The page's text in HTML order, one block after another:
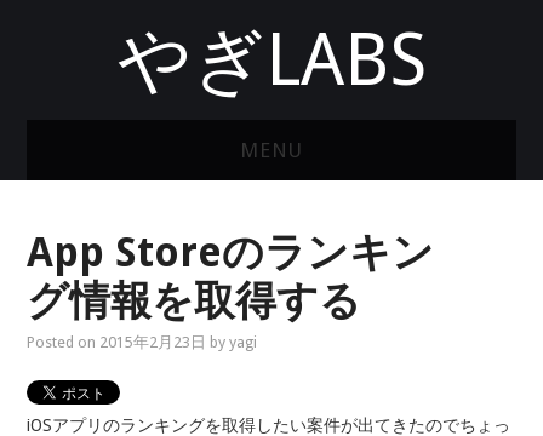
やぎLABS
MENU
App Storeのランキン
グ情報を取得する
Posted on 2015年2月23日 byyagi
iOSアプリのランキングを取得したい案件が出てきたのでちょっ